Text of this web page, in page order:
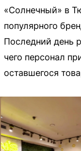
«Солнечный» в
популярного
Последний день
чего персонал
оставшегося